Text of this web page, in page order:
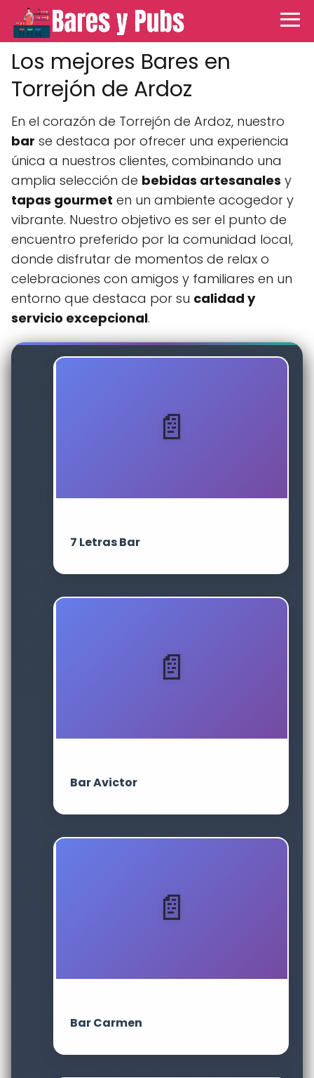
Los mejores Bares en
Torrejón de Ardoz
En el corazón de Torrejón de Ardoz, nuestro
bar se destaca por ofrecer una experiencia
única a nuestros clientes, combinando una
amplia selección de bebidas artesanales y
tapas gourmet en un ambiente acogedor y
vibrante. Nuestro objetivo es ser el punto de
encuentro preferido por la comunidad local,
donde disfrutar de momentos de relax o
celebraciones con amigos y familiares en un
entorno que destaca por su calidad y
servicio excepcional.
7 Letras Bar
Bar Avictor
Bar Carmen